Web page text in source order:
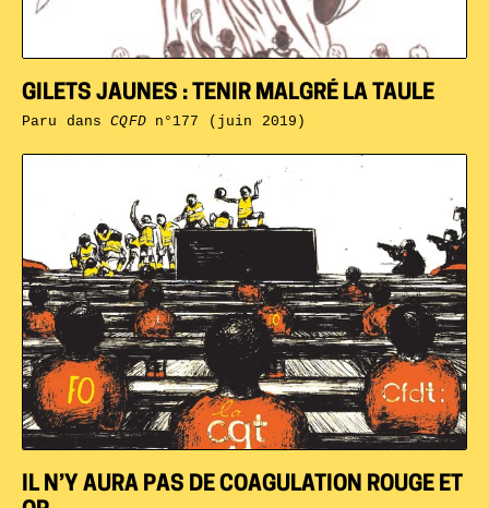
IL N’Y AURA PAS DE COAGULATION ROUGE ET
GILETS JAUNES : TENIR MALGRÉ LA TAULE
Paru dansCQFDn°177 (juin 2019)